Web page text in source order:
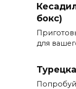
бокс)
для